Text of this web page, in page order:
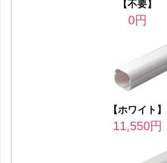
【不要】
0円
【ホワイト】
11,550円